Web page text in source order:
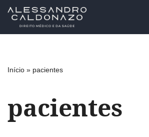
Pular
Início » pacientes
pacientes